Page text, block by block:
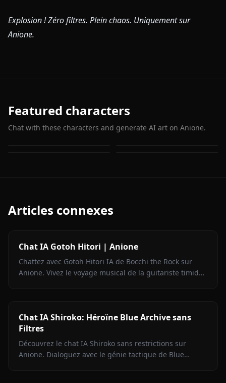
Explosion ! Zéro filtres. Plein chaos. Uniquement sur
Anione.
Featured characters
Chat with these characters and generate AI art on Anione.
Articles connexes
Chat IA Gotoh Hitori | Anione
Chattez avec Gotoh Hitori IA de Bocchi the Rock sur
Anione. Vivez le voyage musical de la guitariste timide
Chat IA Shiroko: Héroïne Blue Archive sans
Filtres
Découvrez le chat IA Shiroko sans restrictions sur
Anione. Dialoguez avec le génie tactique de Blue